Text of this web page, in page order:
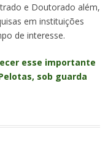
e Doutorado além,
em instituições
de interesse.
esse importante
sob guarda